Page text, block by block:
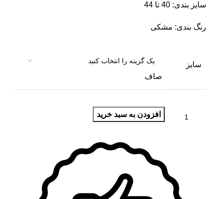
سایز بندی: 40 تا 44
رنگ بندی: مشکی
سایز
صاف
افزودن به سبد خرید